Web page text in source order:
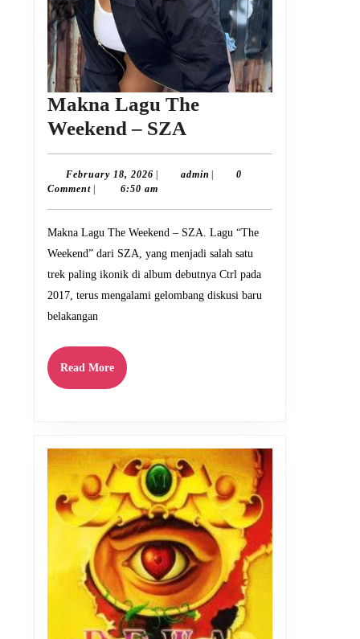
Makna Lagu The
Weekend – SZA
Lagu
The
–
SZA
February 18, 2026 February
18,
admin admin0
Comment
6:50 am
Makna Lagu The Weekend – SZA. Lagu “The
Weekend” dari SZA, yang menjadi salah satu
trek paling ikonik di album debutnya Ctrl pada
2017, terus mengalami gelombang diskusi baru
belakangan
Read MoreRead
More